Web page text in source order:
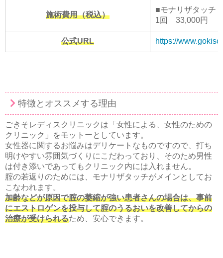
施術費用（税込）
■モナリザタッチ
1回 33,000円
公式URL https://
特徴とオススメする理由
ごきそレディスクリニックは「女性による、女性のための
クリニック」をモットーとしています。
女性器に関するお悩みはデリケートなものですので、打ち
明けやすい雰囲気づくりにこだわっており、そのため男性
は付き添いであってもクリニック内には入れません。
腟の若返りのためには、モナリザタッチがメインとしてお
こなわれます。
加齢などが原因で腟の萎縮が強い患者さんの場合は、事前
にエストロゲンを投与して腟のうるおいを改善してからの
治療が受けられるため、安心できます。